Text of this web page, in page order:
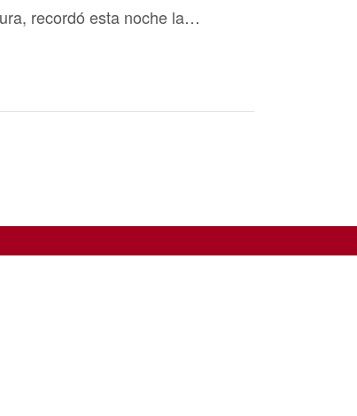
recordó esta noche la…